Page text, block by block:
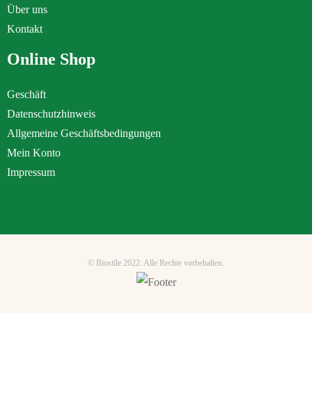
Über uns
Kontakt
Online Shop
Geschäft
Datenschutzhinweis
Allgemeine Geschäftsbedingungen
Mein Konto
Impressum
© Biostile 2022. Alle Rechte vorbehalten.